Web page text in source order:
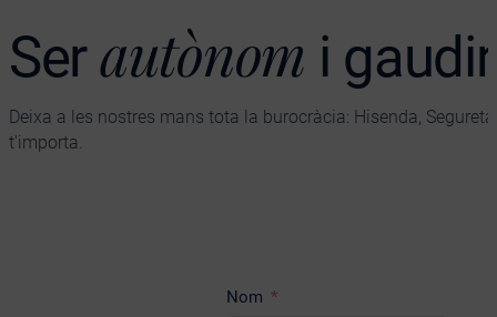
Serautònom i
Deixa a les nostres mans tota la burocràcia: Hisenda,
t'importa.
Nom